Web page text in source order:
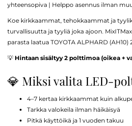
yhteensopiva | Helppo asennus ilman
Koe kirkkaammat, tehokkaammat ja
turvallisuutta ja tyyliä joka ajoon.
parasta laatua TOYOTA ALPHARD (AH10)
💡 Hintaan sisältyy 2 polttimoa (oikea +
💎 Miksi valita LED-
4–7 kertaa kirkkaammat kuin
Tarkka valokeila ilman häikäisyä
Pitkä käyttöikä ja 1 vuoden takuu